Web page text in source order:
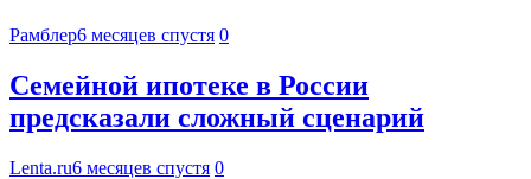
Рамблер6 месяцев спустя 0
Семейной ипотеке в России
предсказали сложный сценарий
Lenta.ru6 месяцев спустя 0